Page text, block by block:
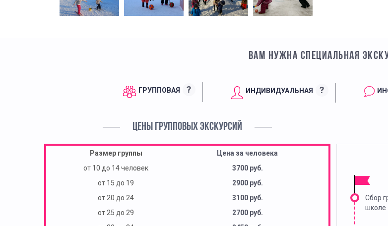
ВАМ НУЖНА СПЕЦИАЛЬНАЯ
ГРУППОВАЯ ? ИНДИВИДУАЛЬНАЯ ?
ЦЕНЫ ГРУППОВЫХ ЭКСКУРСИЙ
Размер группы
Цена за человека
от 10 до 14 человек
3700 руб.
от 15 до 19
2900 руб.
от 20 до 24
3100 руб.
от 25 до 29
2700 руб.
Сбор
школе